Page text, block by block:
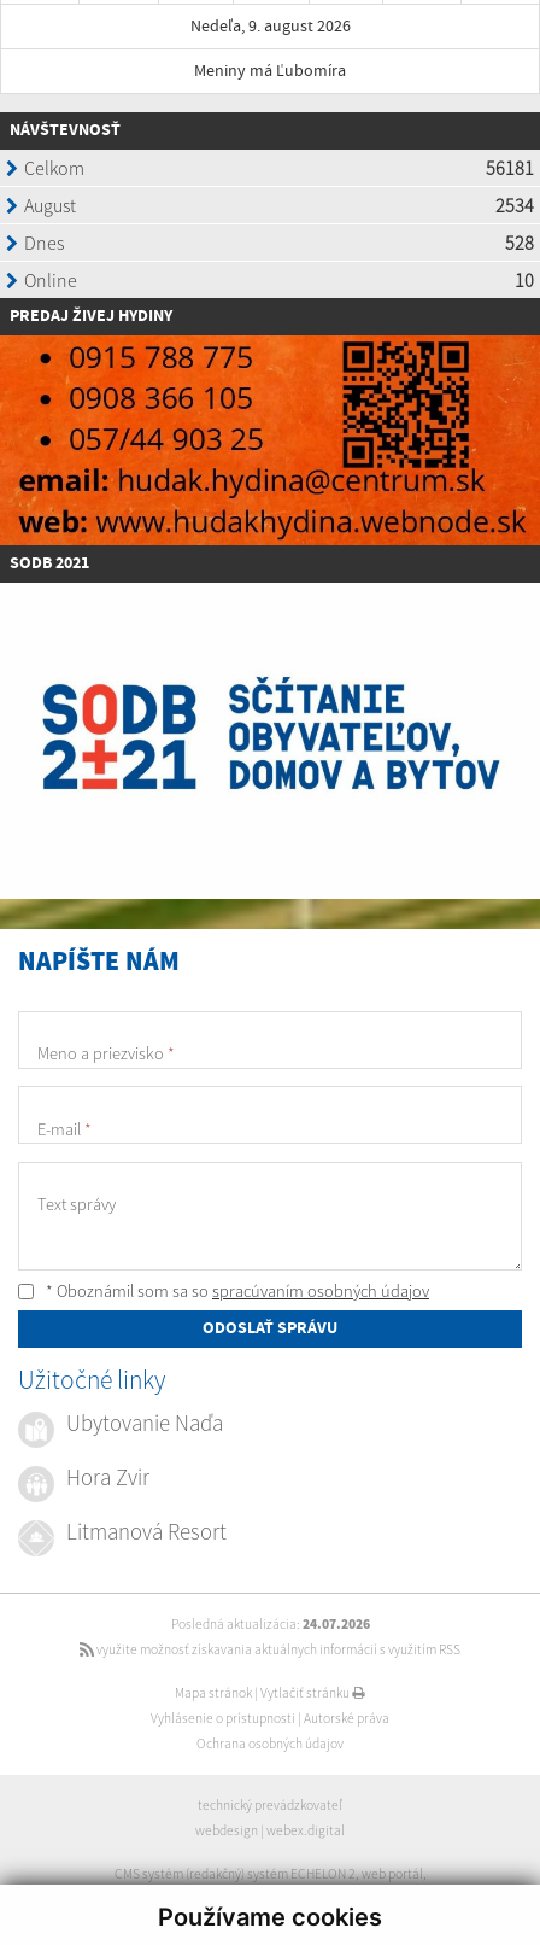
Používame cookies
Nedeľa, 9. august 2026
Meniny má Ľubomíra
NÁVŠTEVNOSŤ
PREDAJ ŽIVEJ HYDINY
SODB 2021
NAPÍŠTE NÁM
Meno a priezvisko *
E-mail *
Text správy
* Oboznámil som sa so spracúvaním osobných údajov
ODOSLAŤ SPRÁVU
Užitočné linky
Ubytovanie Naďa
Hora Zvir
Litmanová Resort
Posledná aktualizácia: 24.07.2026
využite možnosť získavania aktuálnych informácií s využitím RSS
Mapa stránok | Vytlačiť stránku
Vyhlásenie o prístupnosti | Autorské práva
Ochrana osobných údajov
technický prevádzkovateľ
webdesign | webex.digital
CMS systém (redakčný) systém ECHELON 2,web portál,
spoločnosť webex.digital